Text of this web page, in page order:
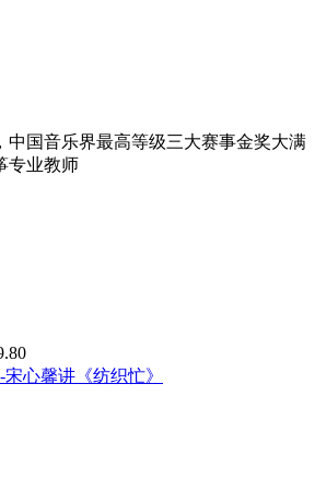
中国音乐界最高等级三大赛事金奖大满
专业教师
心馨讲《纺织忙》